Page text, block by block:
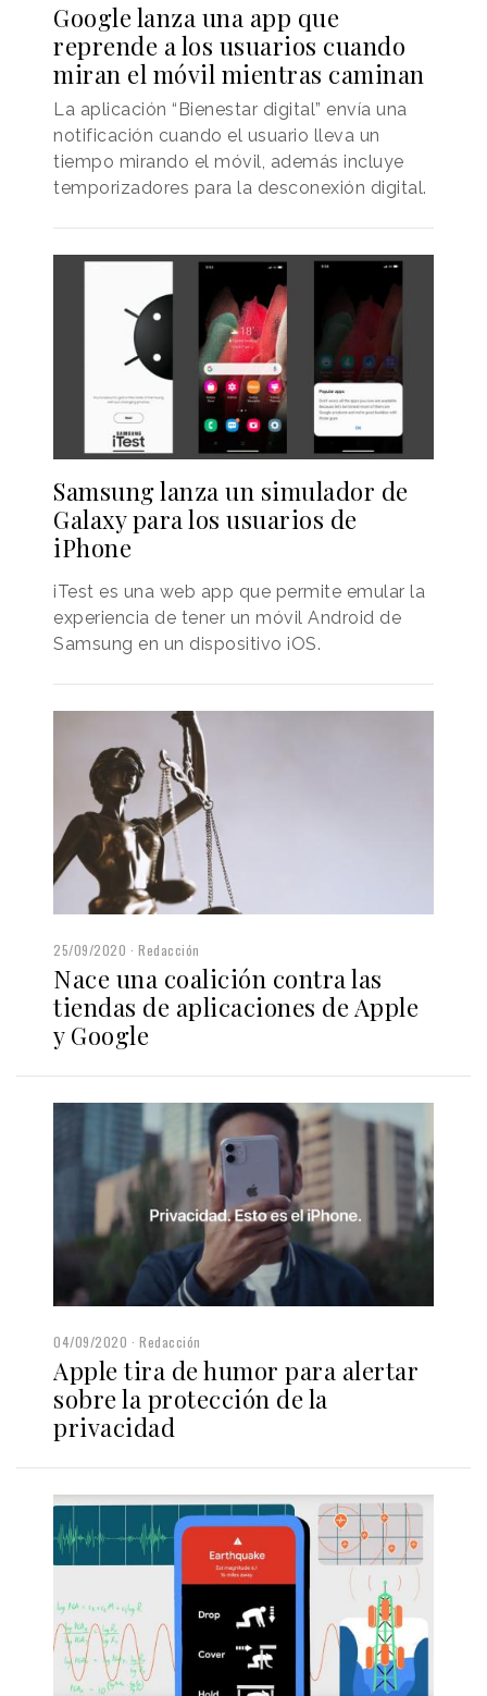
Google lanza una app que
reprende a los usuarios cuando
miran el móvil mientras caminan
La aplicación “Bienestar digital” envía una
notificación cuando el usuario lleva un
tiempo mirando el móvil, además incluye
temporizadores para la desconexión digital.
Samsung lanza un simulador de
Galaxy para los usuarios de
iPhone
iTest es una web app que permite emular la
experiencia de tener un móvil Android de
Samsung en un dispositivo iOS.
25/09/2020 Redacción
Nace una coalición contra las
tiendas de aplicaciones de Apple
y Google
04/09/2020 Redacción
Apple tira de humor para alertar
sobre la protección de la
privacidad